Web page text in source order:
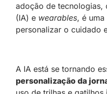
adoção de tecnologias,
(IA) e wearables, é
personalizar o cuidado
A IA está se tornando
personalização da